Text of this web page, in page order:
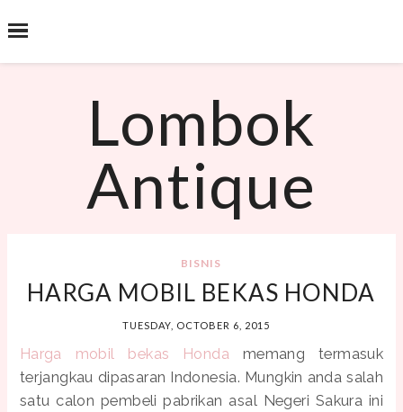
˟
Lombok
Antique
BISNIS
HARGA MOBIL BEKAS HONDA
TUESDAY, OCTOBER 6, 2015
Harga mobil bekas Honda memang termasuk
terjangkau dipasaran Indonesia. Mungkin anda salah
satu calon pembeli pabrikan asal Negeri Sakura ini